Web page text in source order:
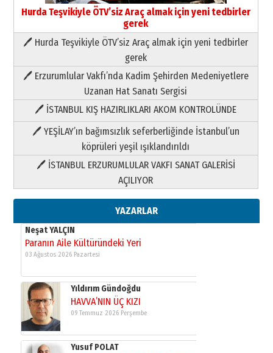
Hurda Teşvikiyle ÖTV’siz Araç almak için yeni tedbirler
gerek
🖊 Hurda Teşvikiyle ÖTV’siz Araç almak için yeni tedbirler
gerek
🖊 Erzurumlular Vakfı’nda Kadim Şehirden Medeniyetlere
Uzanan Hat Sanatı Sergisi
🖊 İSTANBUL KIŞ HAZIRLIKLARI AKOM KONTROLÜNDE
🖊 YEŞİLAY’ın bağımsızlık seferberliğinde İstanbul’un
köprüleri yeşil ışıklandırıldı
🖊 İSTANBUL ERZURUMLULAR VAKFI SANAT GALERİSİ
AÇILIYOR
YAZARLAR
Paranın Aile Kültüründeki Yeri
03 Ağustos 2026 Pazartesi
Yıldırım Gündoğdu
HAVVA’NIN ÜÇ KIZI
09 Temmuz 2026 Perşembe
Yusuf POLAT
Şampiyonluk Sebahattin Şirin’e
yazar
11 Mayıs 2026 Pazartesi
Neşat YALÇIN
Paranın Aile Kültüründeki Yeri
03 Ağustos 2026 Pazartesi
Yıldırım Gündoğdu
HAVVA’NIN ÜÇ KIZI
09 Temmuz 2026 Perşembe
Yusuf POLAT